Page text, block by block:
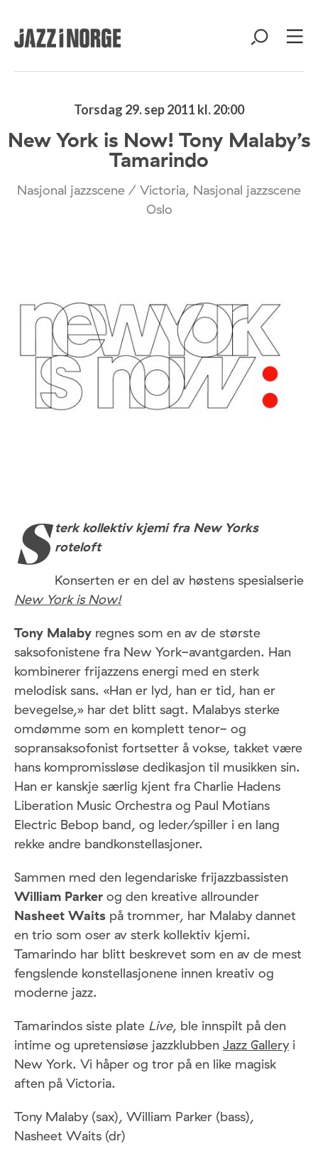
Torsdag 29. sep 2011 kl. 20:00
New York is Now! Tony Malaby’s
Tamarindo
Nasjonal jazzscene / Victoria, Nasjonal jazzscene
Oslo
S terk kollektiv kjemi fra New Yorks
roteloft
Konserten er en del av høstens spesialserie
New York is Now!
Tony Malaby regnes som en av de største
saksofonistene fra New York-avantgarden. Han
kombinerer frijazzens energi med en sterk
melodisk sans. «Han er lyd, han er tid, han er
bevegelse,» har det blitt sagt. Malabys sterke
omdømme som en komplett tenor- og
sopransaksofonist fortsetter å vokse, takket være
hans kompromissløse dedikasjon til musikken sin.
Han er kanskje særlig kjent fra Charlie Hadens
Liberation Music Orchestra og Paul Motians
Electric Bebop band, og leder/spiller i en lang
rekke andre bandkonstellasjoner.
Sammen med den legendariske frijazzbassisten
William Parker og den kreative allrounder
Nasheet Waits på trommer, har Malaby dannet
en trio som oser av sterk kollektiv kjemi.
Tamarindo har blitt beskrevet som en av de mest
fengslende konstellasjonene innen kreativ og
moderne jazz.
Tamarindos siste plate Live, ble innspilt på den
intime og upretensiøse jazzklubben Jazz Galleryi
New York. Vi håper og tror på en like magisk
aften på Victoria.
Tony Malaby (sax), William Parker (bass),
Nasheet Waits (dr)